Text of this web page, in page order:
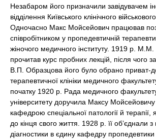
Незабаром його призначили завідувачем
відділення Київського клінічного
Одночасно Макс Мойсейович працював
співробітником у пропедевтичній
жіночого медичного інституту. 1919 р. М.М.
прочитав курс пробних лекцій, після чого
В.П. Образцова його було обрано приват-
терапевтичної клініки медичного
початку 1920 р. Рада медичного
університету доручила Максу Мойсейовичу
кафедрою спеціальної патології й терапії,
до кінця свого життя. 1928 р. її об’єднали
діагностики в єдину кафедру пропедевтики